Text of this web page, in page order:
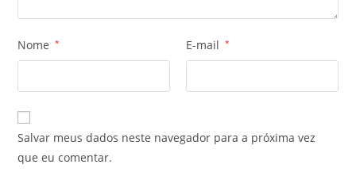
Nome * E-mail *
Salvar meus dados neste navegador para a próxima vez
que eu comentar.